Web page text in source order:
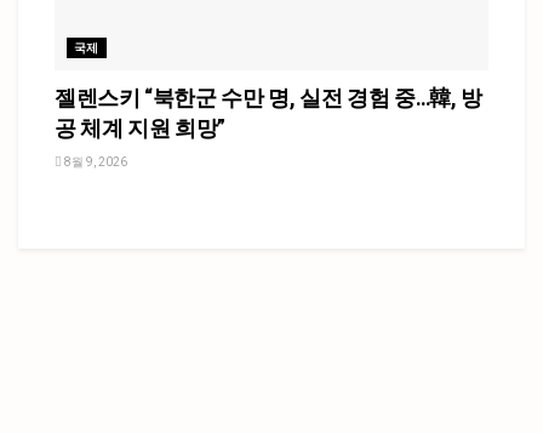
국제
젤렌스키 “북한군 수만 명, 실전 경험 중…韓, 방
공 체계 지원 희망”
8월 9, 2026